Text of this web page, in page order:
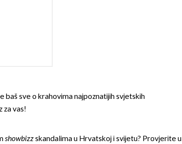
baš sve o krahovima najpoznatijih svjetskih
za vas!
showbizzskandalima u Hrvatskoj i svijetu? Provjerite u
OMOGUĆI OBAVIJESTI